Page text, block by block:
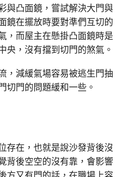
與凸面鏡，嘗試解決大門與
鏡在擺放時要對準們互切的
，而屋主在懸掛凸面鏡時是
央，沒有擋到切門的煞氣。
，減緩氣場容易被逃生門抽
切門的問題緩和一些。
存在，也就是說沙發背後沒
背後空空的沒有靠，會影響